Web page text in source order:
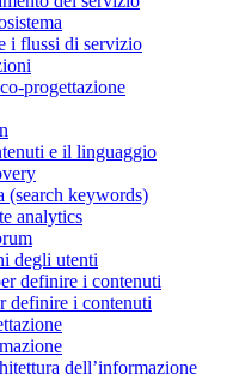
i flussi di servizio
progettazione
e il linguaggio
(search keywords)
analytics
degli utenti
definire i contenuti
definire i contenuti
dell’informazione